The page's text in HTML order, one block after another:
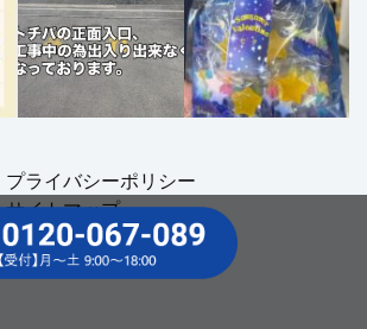
© 2024 TOCHIGI PARTS
プライバシーポリシー
サイトマップ